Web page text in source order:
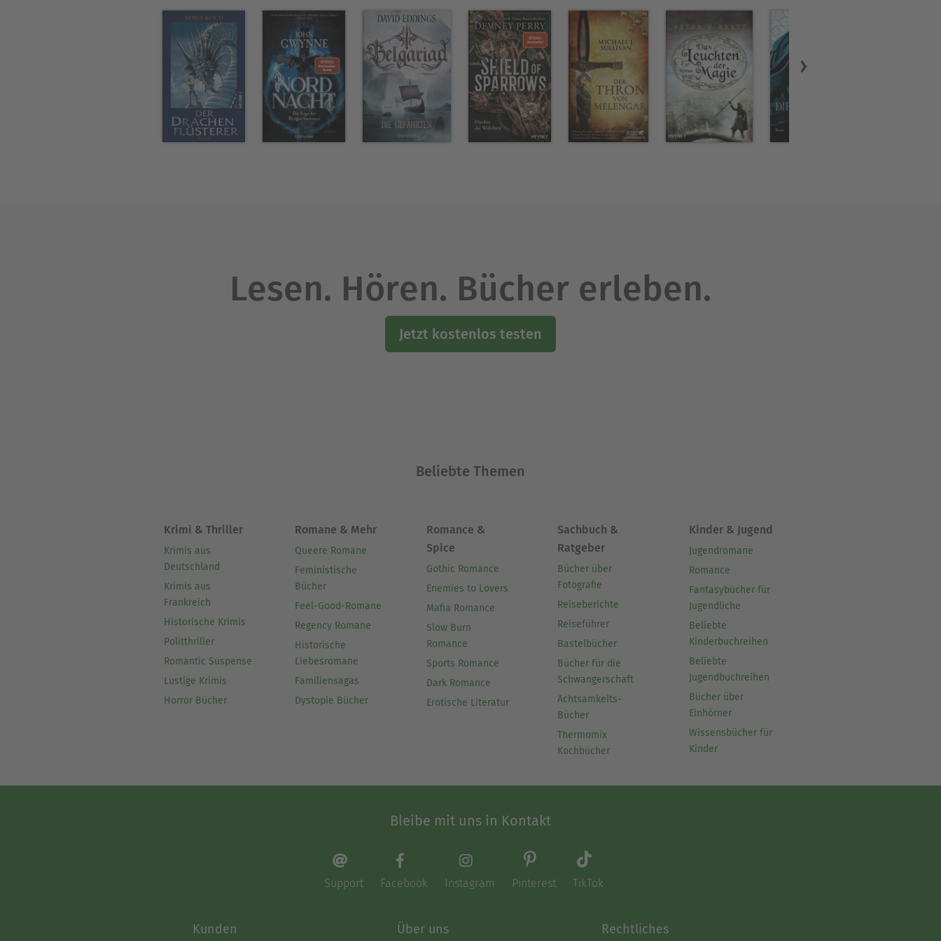
Lesen. Hören. Bücher erleben.
Jetzt kostenlos testen
Beliebte Themen
Krimi & Thriller
Krimis aus
Deutschland
Krimis aus
Frankreich
Historische Krimis
Politthriller
Romantic Suspense
Lustige Krimis
Horror Bücher
Romane & Mehr
Queere Romane
Feministische
Bücher
Feel-Good-Romane
Regency Romane
Historische
Liebesromane
Familiensagas
Dystopie Bücher
Romance &
Spice
Gothic Romance
Enemies to Lovers
Mafia Romance
Slow Burn
Romance
Sports Romance
Dark Romance
Erotische Literatur
Sachbuch &
Ratgeber
Bücher über
Fotografie
Reiseberichte
Reiseführer
Bastelbücher
Bücher für die
Schwangerschaft
Achtsamkeits-
Bücher
Thermomix
Kochbücher
Kinder & Jugend
Jugendromane
Romance
Fantasybücher für
Jugendliche
Beliebte
Kinderbuchreihen
Beliebte
Jugendbuchreihen
Bücher über
Einhörner
Wissensbücher für
Kinder
Bleibe mit uns in Kontakt
Support Facebook Instagram Pinterest TikTok
Kunden Über uns Rechtliches